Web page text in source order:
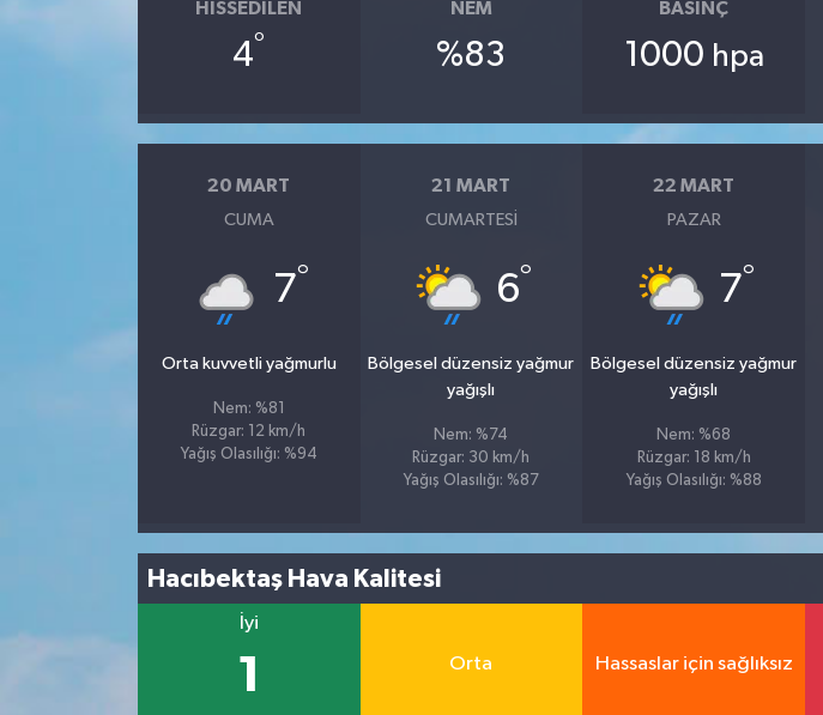
HISSEDILEN
4°
NEM
%83
BASINÇ
1000 hpa
20 MART
CUMA
7°
Orta kuvvetli yağmurlu
Nem: %81
Rüzgar: 12 km/h
Yağış Olasılığı: %94
21 MART
CUMARTESI
6°
Bölgesel düzensiz yağmur
yağışlı
Nem: %74
Rüzgar: 30 km/h
Yağış Olasılığı: %87
22 MART
PAZAR
7°
Bölgesel düzensiz yağmur
yağışlı
Nem: %68
Rüzgar: 18 km/h
Yağış Olasılığı: %88
Hacıbektaş Hava Kalitesi
İyi
1 Orta Hassaslar için sağlıksız